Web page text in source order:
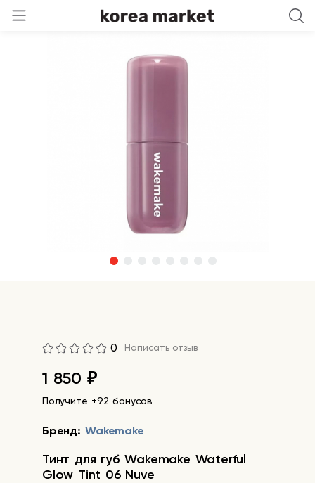
0 Написать отзыв
1 850 ₽
Получите +92 бонусов
Бренд: Wakemake
Тинт для губ Wakemake Waterful
Glow Tint 06 Nuve